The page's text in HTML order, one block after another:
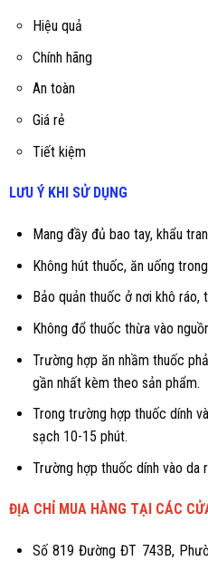
Hiệu quả
Chính hãng
An toàn
Giá rẻ
Tiết kiệm
LƯU Ý KHI SỬ DỤNG
Mang đầy đủ bao tay, khẩu
Không hút thuốc, ăn uống
Bảo quản thuốc ở nơi khô
Không đổ thuốc thừa vào
Trường hợp ăn nhầm thuốc
gần nhất kèm theo sản phẩm.
Trong trường hợp thuốc dính
sạch 10-15 phút.
Trường hợp thuốc dính vào da
ĐỊA CHỈ MUA HÀNG TẠI CÁC
Số 819 Đường ĐT 743B,